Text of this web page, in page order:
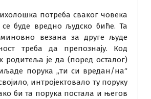
потреба сваког човека
буде вредно људско биће. Та
везана за друге људе
треба да препознају. Код
родитеља је да (поред осталог)
порука „ти си вредан/на“
интројектовало ту поруку
би та порука постала и његов